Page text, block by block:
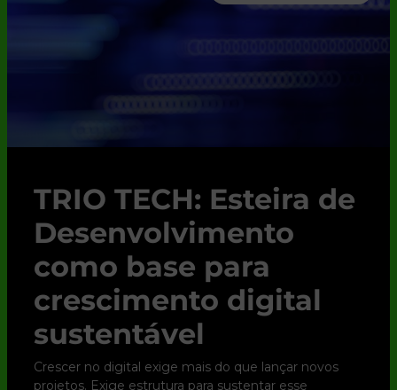
TRIO TECH: Esteira de
Desenvolvimento
como base para
crescimento digital
sustentável
Crescer no digital exige mais do que lançar novos
projetos. Exige estrutura para sustentar esse